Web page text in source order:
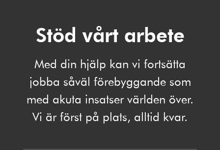
Stöd vårt arbete
Med din hjälp kan vi fortsätta
jobba såväl förebyggande som
med akuta insatser världen över.
Vi är först på plats, alltid kvar.